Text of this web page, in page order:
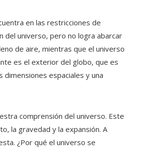
en las restricciones de
del universo, pero no logra abarcar
de aire, mientras que el universo
es el exterior del globo, que es
espaciales y una
comprensión del universo. Este
la gravedad y la expansión. A
¿Por qué el universo se